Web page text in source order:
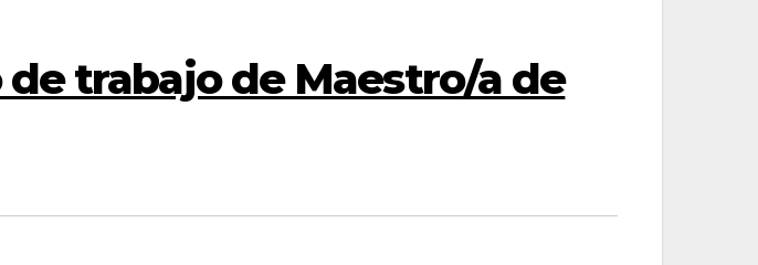
trabajo de Maestro/a de